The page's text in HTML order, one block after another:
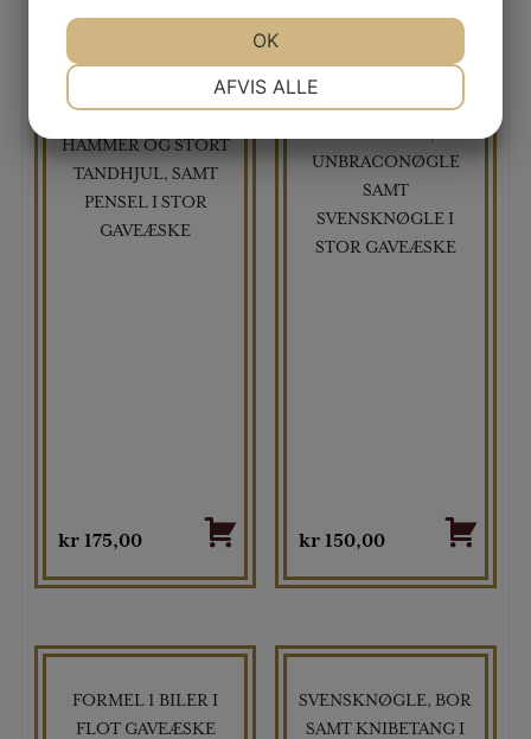
Relaterede varer
HAMMER OG STORT
TANDHJUL, SAMT
PENSEL I STOR
GAVEÆSKE
kr175,00
UNBRACONØGLE
SAMT
SVENSKNØGLE I
STOR GAVEÆSKE
kr150,00
TILBUD
FORMEL 1 BILER I
FLOT GAVEÆSKE
TILBUD
SVENSKNØGLE, BOR
SAMT KNIBETANG I
STATISTIK
AFVIS ALLE
OK